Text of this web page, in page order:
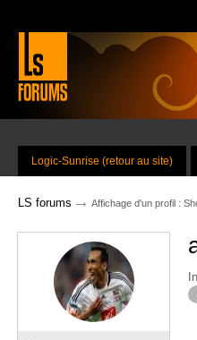
Logic-Sunrise (retour au site)
LS forums → Affichage d'un profil :